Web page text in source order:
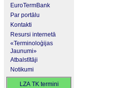
EuroTermBank
Par portālu
Kontakti
Resursi internetā
«Terminoloģijas
Jaunumi»
Atbalstītāji
Notikumi
LZA TK termini